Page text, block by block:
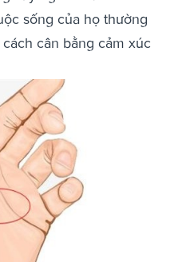
sống của họ thường
cân bằng cảm xúc